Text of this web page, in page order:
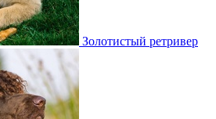
Золотистый ретривер